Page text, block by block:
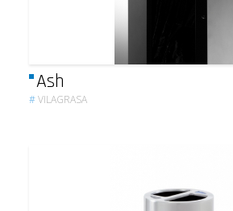
Ash
#VILAGRASA